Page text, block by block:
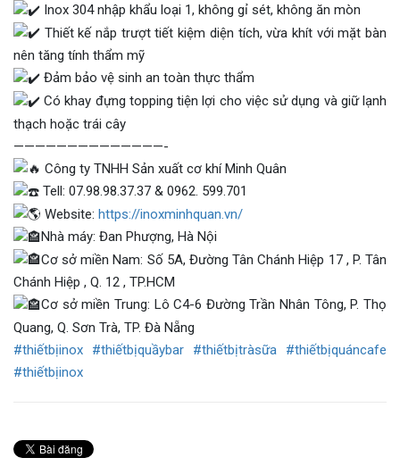
Inox 304 nhập khẩu loại 1, không gỉ sét, không ăn mòn
Thiết kế nắp trượt tiết kiệm diện tích, vừa khít với mặt bàn
nên tăng tính thẩm mỹ
Đảm bảo vệ sinh an toàn thực thẩm
Có khay đựng topping tiện lợi cho việc sử dụng và giữ lạnh
thạch hoặc trái cây
——————————————-
Công ty TNHH Sản xuất cơ khí Minh Quân
Tell: 07.98.98.37.37 & 0962. 599.701
Website: https://inoxminhquan.vn/
Nhà máy: Đan Phượng, Hà Nội
Cơ sở miền Nam: Số 5A, Đường Tân Chánh Hiệp 17 , P. Tân
Chánh Hiệp , Q. 12 , TP.HCM
Cơ sở miền Trung: Lô C4-6 Đường Trần Nhân Tông, P. Thọ
Quang, Q. Sơn Trà, TP. Đà Nẵng
#thiếtbịinox
#thiếtbịquầybar #thiếtbịtràsữa
#thiếtbịquáncafe
#thiếtbịinox